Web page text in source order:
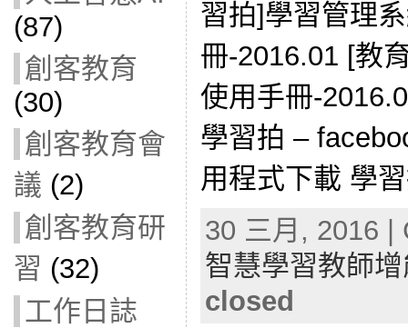
(87)
創客教育
(30)
創客教育會
議 (2)
創客教育研
習 (32)
工作日誌
習拍]學習管理
冊-2016.01 [教
使用手冊-
學習拍 –
用程式下載 學
30 三月, 2016
智慧學習教師
closed